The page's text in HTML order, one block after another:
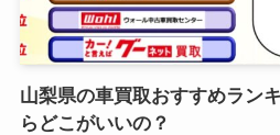
山梨県の車買取おすすめラン
らどこがいいの？